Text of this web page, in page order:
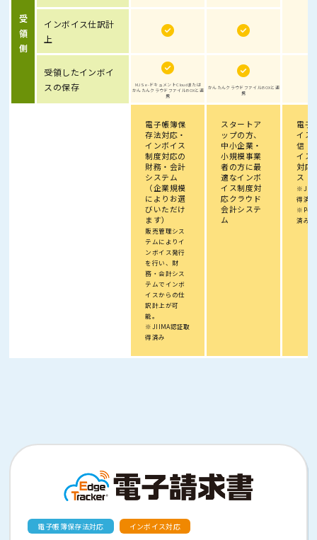
受
領
側
インボイス仕訳計
上
受領したインボイ
スの保存
MJS e-ドキュメントCloudまたは
かんたんクラウドファイルBOXと連
携
かんたんクラウドファイルBOXと連
携
電子帳簿保
存法対応・
インボイス
制度対応の
財務・会計
システム
（企業規模
によりお選
びいただけ
ます）
販売管理シス
テムによりイ
ンボイス発行
を行い、財
務・会計シス
テムでインボ
イスからの仕
訳計上が可
能。
※JIIMA認証取
得済み
スタートア
ップの方、
中小企業・
小規模事業
者の方に最
適なインボ
イス制度対
応クラウド
会計システ
ム
電子
イス
信・
イス
対応
ス
得済み
済み
電子帳簿保存法対応 インボイス対応